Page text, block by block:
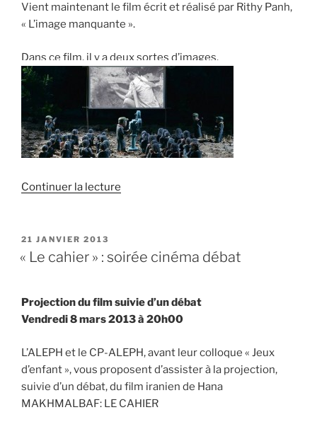
Vient maintenant le film écrit et réalisé par Rithy Panh,
« L’image manquante ».
Dans ce film, il y a deux sortes d’images.
Continuer la lecture
»
Panh »
PUBLIÉ
LE
21 JANVIER 2013
« Le cahier » : soirée cinéma débat
Projection du film suivie d’un débat
Vendredi 8 mars 2013 à 20h00
L’ALEPH et le CP-ALEPH, avant leur colloque « Jeux
d’enfant », vous proposent d’assister à la projection,
suivie d’un débat, du film iranien de Hana
MAKHMALBAF: LE CAHIER